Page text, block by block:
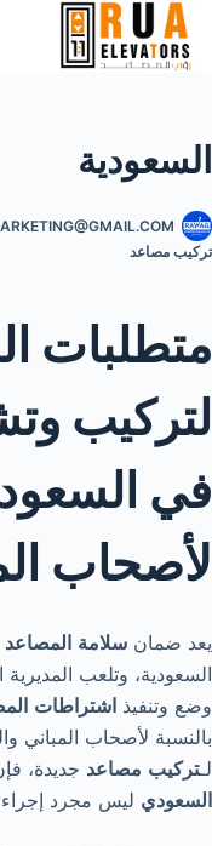
التجاوز
إلى
المحتوى
السعودية
تركيب مصاعد
متطلبات
لتركيب
في
لأصحاب
يعد ضمان سلامة المصاعد
السعودية، وتلعب
وضع وتنفيذ اشتراطات
بالنسبة لأصحاب المباني
لـتركيب مصاعد جديدة،
السعودي ليس مجرد إجراء